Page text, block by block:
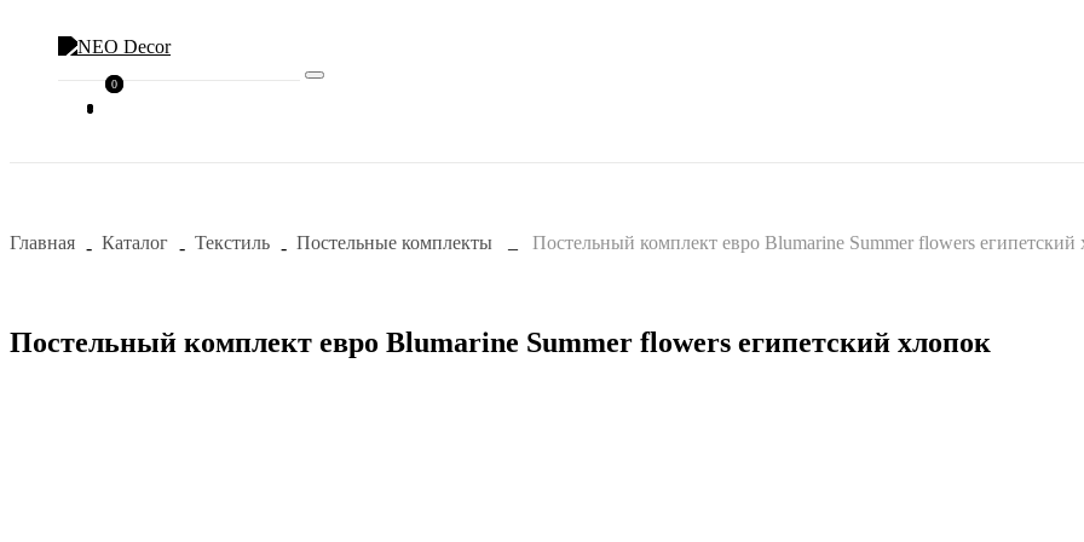
0
0
Главная Каталог Текстиль Постельные комплекты Постельный комплект евро Blumarine Summer flowers египетский
Постельный комплект евро Blumarine Summer flowers египетский хлопок